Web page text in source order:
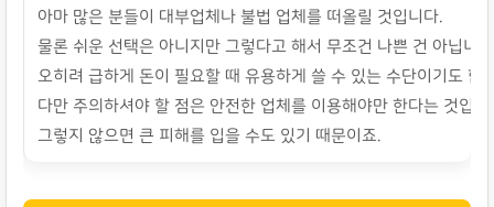
아마 많은 분들이 대부업체나 불법 업체를 떠올릴 것입니다.
물론 쉬운 선택은 아니지만 그렇다고 해서 무조건 나쁜 건 아닙니
오히려 급하게 돈이 필요할 때 유용하게 쓸 수 있는 수단이기도 합
다만 주의하셔야 할 점은 안전한 업체를 이용해야만 한다는 것입니
그렇지 않으면 큰 피해를 입을 수도 있기 때문이죠.